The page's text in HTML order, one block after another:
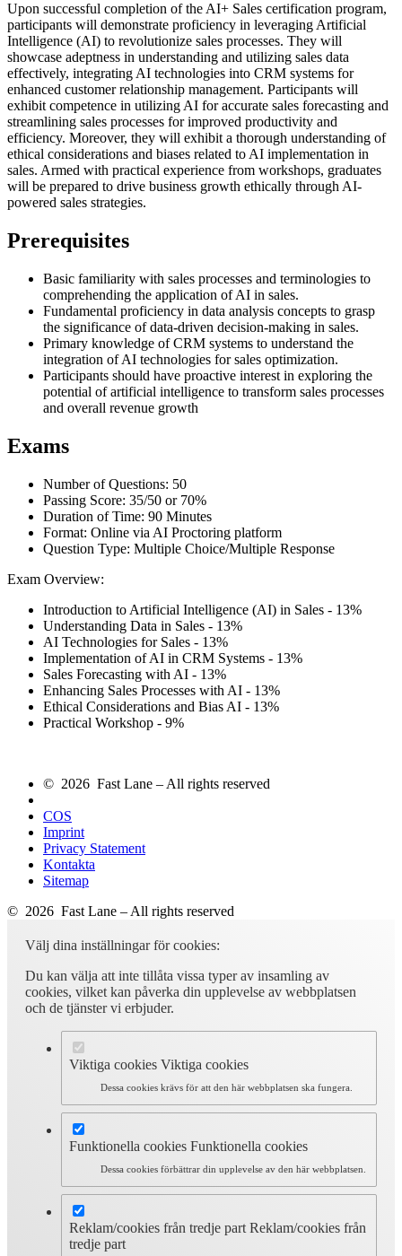
Upon successful completion of the AI+ Sales certification program,
participants will demonstrate proficiency in leveraging Artificial
Intelligence (AI) to revolutionize sales processes. They will
showcase adeptness in understanding and utilizing sales data
effectively, integrating AI technologies into CRM systems for
enhanced customer relationship management. Participants will
exhibit competence in utilizing AI for accurate sales forecasting and
streamlining sales processes for improved productivity and
efficiency. Moreover, they will exhibit a thorough understanding of
ethical considerations and biases related to AI implementation in
sales. Armed with practical experience from workshops, graduates
will be prepared to drive business growth ethically through AI-
powered sales strategies.
Prerequisites
Basic familiarity with sales processes and terminologies to
comprehending the application of AI in sales.
Fundamental proficiency in data analysis concepts to grasp
the significance of data-driven decision-making in sales.
Primary knowledge of CRM systems to understand the
integration of AI technologies for sales optimization.
Participants should have proactive interest in exploring the
potential of artificial intelligence to transform sales processes
and overall revenue growth
Exams
Number of Questions: 50
Passing Score: 35/50 or 70%
Duration of Time: 90 Minutes
Format: Online via AI Proctoring platform
Question Type: Multiple Choice/Multiple Response
Exam Overview:
Introduction to Artificial Intelligence (AI) in Sales - 13%
Understanding Data in Sales - 13%
AI Technologies for Sales - 13%
Implementation of AI in CRM Systems - 13%
Sales Forecasting with AI - 13%
Enhancing Sales Processes with AI - 13%
Ethical Considerations and Bias AI - 13%
Practical Workshop - 9%
© 2026 Fast Lane – All rights reserved
COS
Imprint
Privacy Statement
Kontakta
Sitemap
© 2026 Fast Lane – All rights reserved
Välj dina inställningar för cookies:
Du kan välja att inte tillåta vissa typer av insamling av
cookies, vilket kan påverka din upplevelse av webbplatsen
och de tjänster vi erbjuder.
Viktiga cookies Viktiga cookies
Dessa cookies krävs för att den här webbplatsen ska fungera.
Funktionella cookies Funktionella cookies
Dessa cookies förbättrar din upplevelse av den här webbplatsen.
Reklam/cookies från tredje part Reklam/cookies från
tredje part